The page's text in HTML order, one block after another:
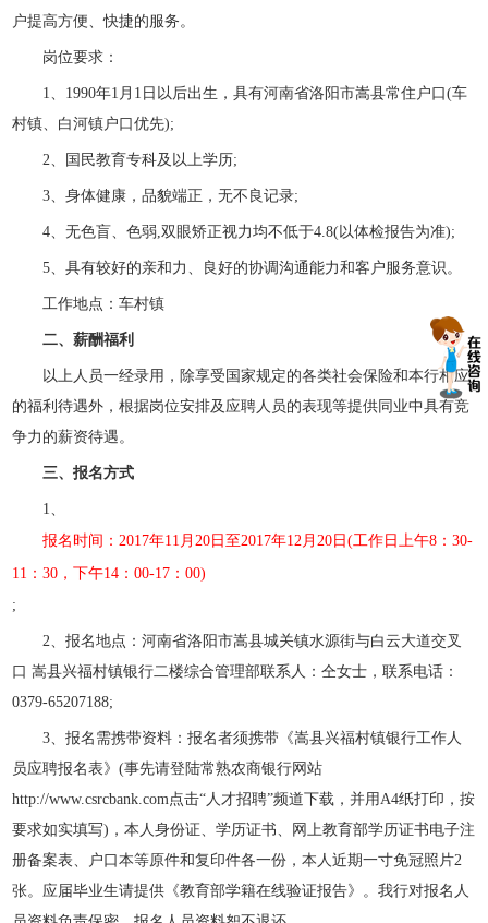
户提高方便、快捷的服务。
岗位要求：
1、1990年1月1日以后出生，具有河南省洛阳市嵩县常住户口(车
村镇、白河镇户口优先);
2、国民教育专科及以上学历;
3、身体健康，品貌端正，无不良记录;
4、无色盲、色弱,双眼矫正视力均不低于4.8(以体检报告为准);
5、具有较好的亲和力、良好的协调沟通能力和客户服务意识。
工作地点：车村镇
二、薪酬福利
以上人员一经录用，除享受国家规定的各类社会保险和本行相应
的福利待遇外，根据岗位安排及应聘人员的表现等提供同业中具有竞
争力的薪资待遇。
三、报名方式
1、
报名时间：2017年11月20日至2017年12月20日(工作日上午8：30-
11：30，下午14：00-17：00)
;
2、报名地点：河南省洛阳市嵩县城关镇水源街与白云大道交叉
口 嵩县兴福村镇银行二楼综合管理部联系人：仝女士，联系电话：
0379-65207188;
3、报名需携带资料：报名者须携带《嵩县兴福村镇银行工作人
员应聘报名表》(事先请登陆常熟农商银行网站
http://www.csrcbank.com点击“人才招聘”频道下载，并用A4纸打印，按
要求如实填写)，本人身份证、学历证书、网上教育部学历证书电子注
册备案表、户口本等原件和复印件各一份，本人近期一寸免冠照片2
张。应届毕业生请提供《教育部学籍在线验证报告》。我行对报名人